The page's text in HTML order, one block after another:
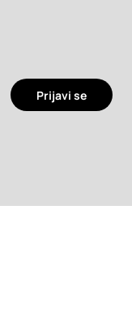
Prijavi se